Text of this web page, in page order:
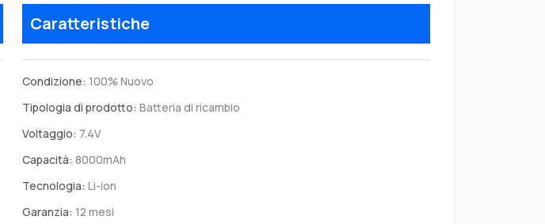
Caratteristiche
Condizione: 100% Nuovo
Tipologia di prodotto: Batteria di ricambio
Voltaggio: 7.4V
Capacità: 8000mAh
Tecnologia: Li-ion
Garanzia: 12 mesi